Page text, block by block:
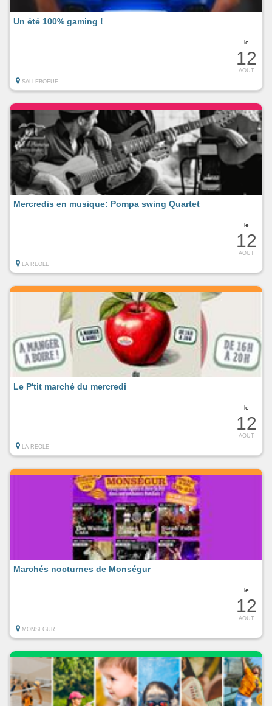
le
12
AOUT
Un été 100% gaming !
SALLEBOEUF
le
12
AOUT
Mercredis en musique: Pompa swing Quartet
LA REOLE
le
12
AOUT
Le P'tit marché du mercredi
LA REOLE
le
12
AOUT
Marchés nocturnes de Monségur
MONSEGUR